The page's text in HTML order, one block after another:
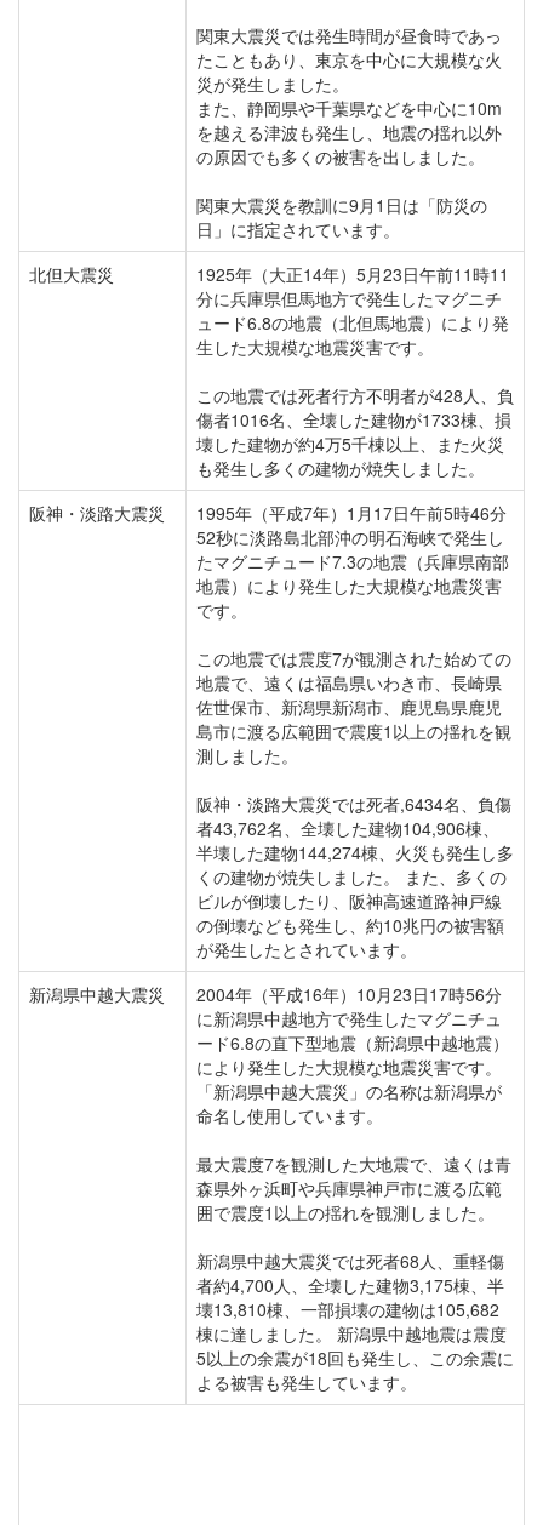
関東大震災では発生時間が昼食時であっ
たこともあり、東京を中心に大規模な火
災が発生しました。
また、静岡県や千葉県などを中心に10m
を越える津波も発生し、地震の揺れ以外
の原因でも多くの被害を出しました。
関東大震災を教訓に9月1日は「防災の
日」に指定されています。
北但大震災
1925年（大正14年）5月23日午前11時11
分に兵庫県但馬地方で発生したマグニチ
ュード6.8の地震（北但馬地震）により発
生した大規模な地震災害です。
この地震では死者行方不明者が428人、負
傷者1016名、全壊した建物が1733棟、損
壊した建物が約4万5千棟以上、また火災
も発生し多くの建物が焼失しました。
阪神・淡路大震災
1995年（平成7年）1月17日午前5時46分
52秒に淡路島北部沖の明石海峡で発生し
たマグニチュード7.3の地震（兵庫県南部
地震）により発生した大規模な地震災害
です。
この地震では震度7が観測された始めての
地震で、遠くは福島県いわき市、長崎県
佐世保市、新潟県新潟市、鹿児島県鹿児
島市に渡る広範囲で震度1以上の揺れを観
測しました。
阪神・淡路大震災では死者,6434名、負傷
者43,762名、全壊した建物104,906棟、
半壊した建物144,274棟、火災も発生し多
くの建物が焼失しました。 また、多くの
ビルが倒壊したり、阪神高速道路神戸線
の倒壊なども発生し、約10兆円の被害額
が発生したとされています。
新潟県中越大震災
2004年（平成16年）10月23日17時56分
に新潟県中越地方で発生したマグニチュ
ード6.8の直下型地震（新潟県中越地震）
により発生した大規模な地震災害です。
「新潟県中越大震災」の名称は新潟県が
命名し使用しています。
最大震度7を観測した大地震で、遠くは青
森県外ヶ浜町や兵庫県神戸市に渡る広範
囲で震度1以上の揺れを観測しました。
新潟県中越大震災では死者68人、重軽傷
者約4,700人、全壊した建物3,175棟、半
壊13,810棟、一部損壊の建物は105,682
棟に達しました。 新潟県中越地震は震度
5以上の余震が18回も発生し、この余震に
よる被害も発生しています。